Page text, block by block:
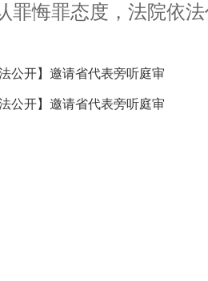
罪悔罪态度，法院依
法公开】邀请省代表旁听庭审
法公开】邀请省代表旁听庭审